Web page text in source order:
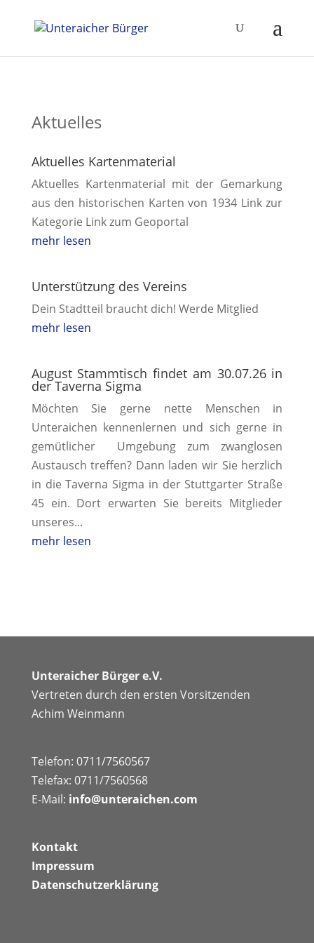
Aktuelles
Aktuelles Kartenmaterial
Aktuelles Kartenmaterial mit der Gemarkung
aus den historischen Karten von 1934 Link zur
Kategorie Link zum Geoportal
mehr lesen
Unterstützung des Vereins
Dein Stadtteil braucht dich! Werde Mitglied
mehr lesen
August Stammtisch findet am 30.07.26 in
der Taverna Sigma
Möchten Sie gerne nette Menschen in
Unteraichen kennenlernen und sich gerne in
gemütlicher Umgebung zum zwanglosen
Austausch treffen? Dann laden wir Sie herzlich
in die Taverna Sigma in der Stuttgarter Straße
45 ein. Dort erwarten Sie bereits Mitglieder
unseres...
mehr lesen
Unteraicher Bürger e.V.
Vertreten durch den ersten Vorsitzenden
Achim Weinmann
Telefon: 0711/7560567
Telefax: 0711/7560568
E-Mail: info@unteraichen.com
Kontakt
Impressum
Datenschutzerklärung